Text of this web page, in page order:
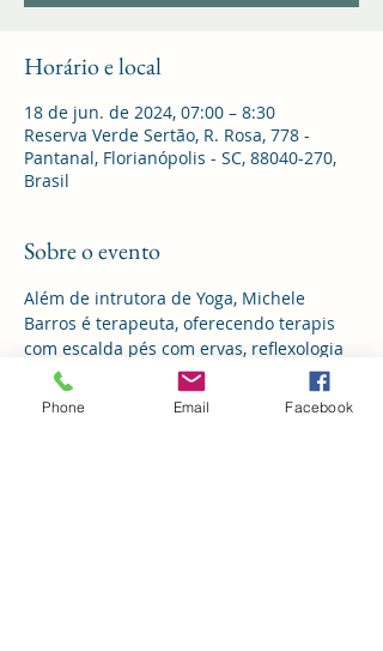
Horário e local
18 de jun. de 2024, 07:00 – 8:30
Reserva Verde Sertão, R. Rosa, 778 -
Pantanal, Florianópolis - SC, 88040-270,
Brasil
Sobre o evento
Além de intrutora de Yoga, Michele
Barros é terapeuta, oferecendo terapis
com escalda pés com ervas, reflexologia
podal, Reiki, cristalterapia, pedras
quentes, bambuterapia,  etendimento de
Phone Email Facebook